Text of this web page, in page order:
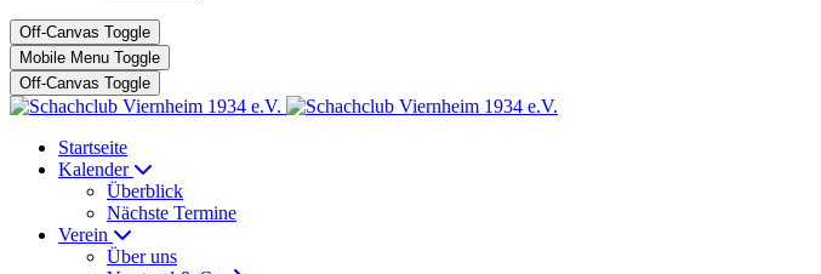
Off-Canvas Toggle
Mobile Menu Toggle
Off-Canvas Toggle
Startseite
Kalender
Überblick
Nächste Termine
Verein
Über uns